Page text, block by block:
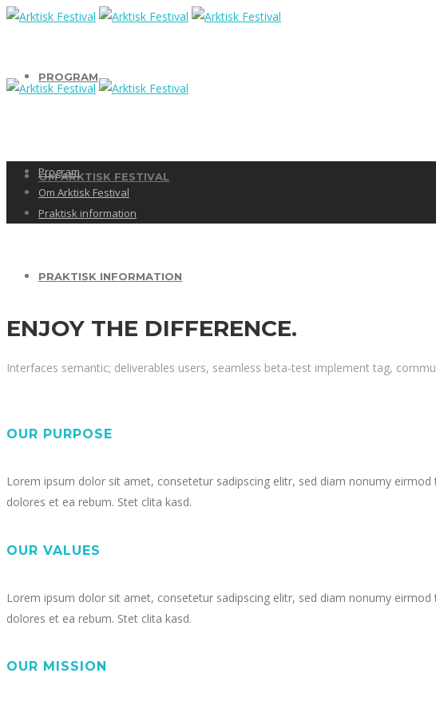
PROGRAM
OM ARKTISK FESTIVAL
PRAKTISK INFORMATION
Program
Om Arktisk Festival
Praktisk information
ENJOY THE DIFFERENCE.
Interfaces semantic; deliverables users, seamless beta-test implement tag,
OUR PURPOSE
Lorem ipsum dolor sit amet, consetetur sadipscing elitr, sed diam nonumy
dolores et ea rebum. Stet clita kasd.
OUR VALUES
Lorem ipsum dolor sit amet, consetetur sadipscing elitr, sed diam nonumy
dolores et ea rebum. Stet clita kasd.
OUR MISSION